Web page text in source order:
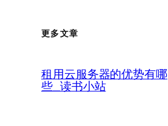
更多文章
租用云服务器的优势有哪
些_读书小站